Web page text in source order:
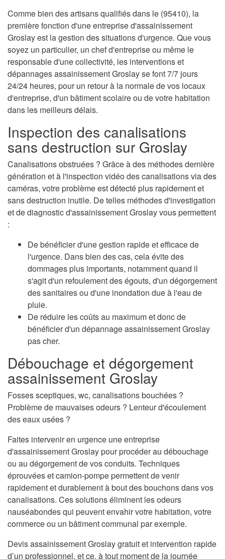
Comme bien des artisans qualifiés dans le (95410), la
première fonction d'une entreprise d'assainissement
Groslay est la gestion des situations d'urgence. Que vous
soyez un particulier, un chef d'entreprise ou même le
responsable d'une collectivité, les interventions et
dépannages assainissement Groslay se font 7/7 jours
24/24 heures, pour un retour à la normale de vos locaux
d'entreprise, d'un bâtiment scolaire ou de votre habitation
dans les meilleurs délais.
Inspection des canalisations
sans destruction sur Groslay
Canalisations obstruées ? Grâce à des méthodes dernière
génération et à l'inspection vidéo des canalisations via des
caméras, votre problème est détecté plus rapidement et
sans destruction inutile. De telles méthodes d'investigation
et de diagnostic d'assainissement Groslay vous permettent
:
De bénéficier d'une gestion rapide et efficace de
l'urgence. Dans bien des cas, cela évite des
dommages plus importants, notamment quand il
s'agit d'un refoulement des égouts, d'un dégorgement
des sanitaires ou d'une inondation due à l'eau de
pluie.
De réduire les coûts au maximum et donc de
bénéficier d'un dépannage assainissement Groslay
pas cher.
Débouchage et dégorgement
assainissement Groslay
Fosses sceptiques, wc, canalisations bouchées ?
Problème de mauvaises odeurs ? Lenteur d'écoulement
des eaux usées ?
Faites intervenir en urgence une entreprise
d'assainissement Groslay pour procéder au débouchage
ou au dégorgement de vos conduits. Techniques
éprouvées et camion-pompe permettent de venir
rapidement et durablement à bout des bouchons dans vos
canalisations. Ces solutions éliminent les odeurs
nauséabondes qui peuvent envahir votre habitation, votre
commerce ou un bâtiment communal par exemple.
Devis assainissement Groslay gratuit et intervention rapide
d’un professionnel, et ce, à tout moment de la journée